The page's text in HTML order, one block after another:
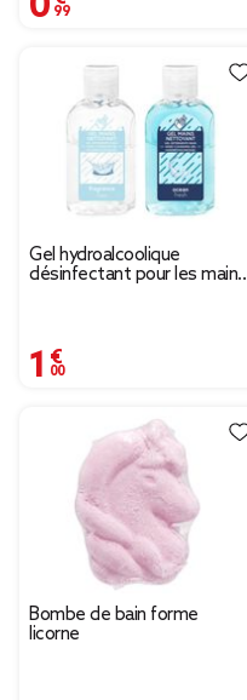
Gel hydroalcoolique
désinfectant pour les mains
1,00 €
Bombe de bain forme
licorne